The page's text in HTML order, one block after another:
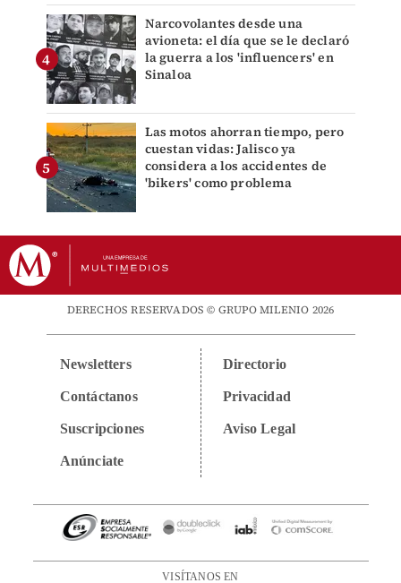
Narcovolantes desde una
avioneta: el día que se le declaró
la guerra a los 'influencers' en
Sinaloa
Las motos ahorran tiempo, pero
cuestan vidas: Jalisco ya
considera a los accidentes de
'bikers' como problema
DERECHOS RESERVADOS © GRUPO MILENIO 2026
Newsletters
Contáctanos
Suscripciones
Anúnciate
Directorio
Privacidad
Aviso Legal
VISÍTANOS EN